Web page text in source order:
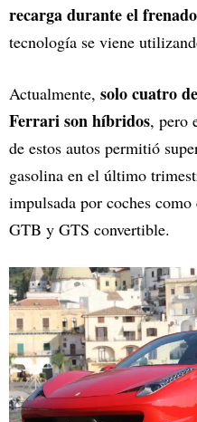
recarga durante el frenado
tecnología se viene
Actualmente, solo cuatro
Ferrari son híbridos, pero
de estos autos permitió
gasolina en el último
impulsada por coches
GTB y GTS convertible.